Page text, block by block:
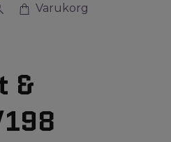
Varukorg
&